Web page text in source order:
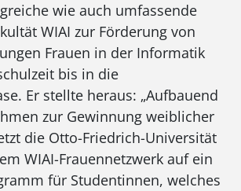
wie auch umfassende
WIAI zur Förderung von
Frauen in der Informatik
bis in die
Er stellte heraus: „Aufbauend
zur Gewinnung weiblicher
die Otto-Friedrich-Universität
WIAI-Frauennetzwerk auf ein
für Studentinnen, welches